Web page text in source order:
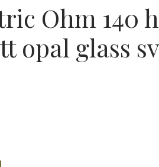
Ohm 140
opal glass